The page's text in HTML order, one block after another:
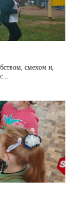
смехом и,